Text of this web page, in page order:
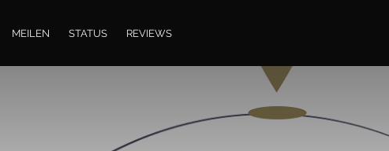
MEILEN STATUS REVIEWS